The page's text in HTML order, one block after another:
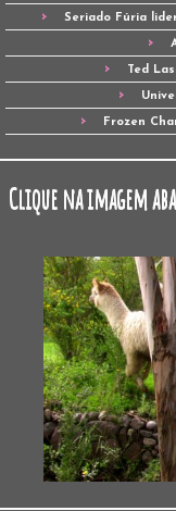
Seriado Fúria
Ted
Frozen
Clique na imagem